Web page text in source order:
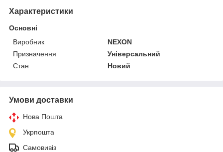
Характеристики
Основні
Виробник
NEXON
Призначення
Універсальний
Стан
Новий
Умови доставки
Нова Пошта
Укрпошта
Самовивіз